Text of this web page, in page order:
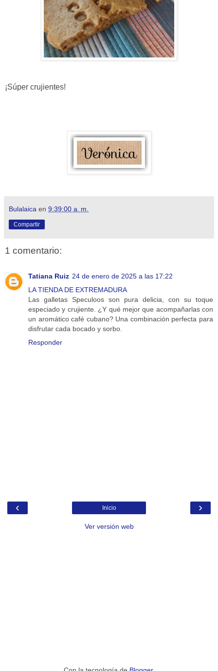
¡Súper crujientes!
Bulalaica en 9:39:00 a. m.
Compartir
1 comentario:
Tatiana Ruiz 24 de enero de 2025 a las 17:22
LA TIENDA DE EXTREMADURA
Las galletas Speculoos son pura delicia, con su toque
especiado y crujiente. ¿Y qué mejor que acompañarlas con
un aromático café cubano? Una combinación perfecta para
disfrutar cada bocado y sorbo.
Responder
‹ ›
Inicio
Ver versión web